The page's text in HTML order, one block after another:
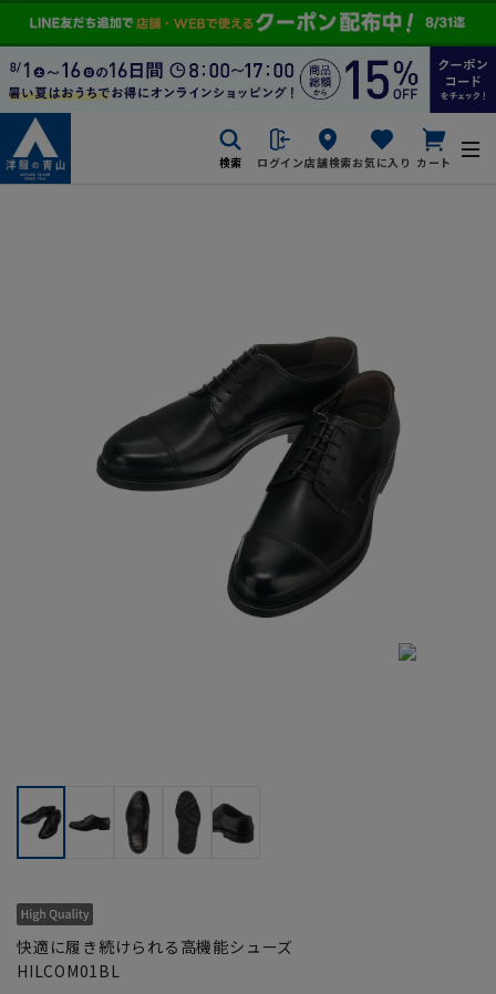
検索 ログイン店舗検索お気に入り カート
快適に履き続けられる高機能シューズ
HILCOM01BL